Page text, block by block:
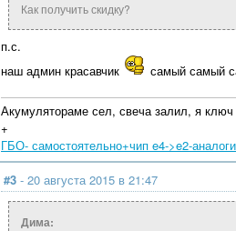
Как получить скидку?
п.с.
наш админ красавчик
самый самый
Акумулятораме сел, свеча залил, я
+
ГБО- самостоятельно+чип e4->e2-
#3 - 20 августа 2015 в 21:47
Дима: